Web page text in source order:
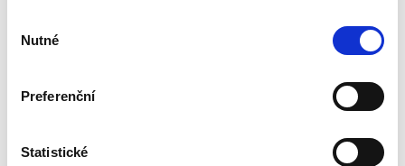
souhlasu
Nutné
Preferenční
Statistické